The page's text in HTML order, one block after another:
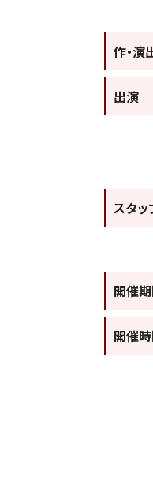
作・演
出演
スタッ
開催
開催